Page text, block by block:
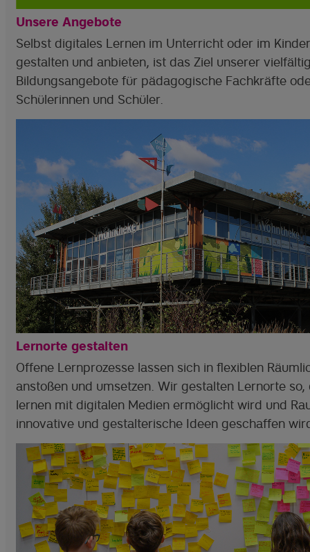
Unsere Angebote
Selbst digitales Lernen im Unterricht oder im
gestalten und anbieten, ist das Ziel unserer
Bildungsangebote für pädagogische Fachkräfte
Schülerinnen und Schüler.
Lernorte gestalten
Offene Lernprozesse lassen sich in flexiblen
anstoßen und umsetzen. Wir gestalten Lernorte so,
lernen mit digitalen Medien ermöglicht wird und
innovative und gestalterische Ideen geschaffen